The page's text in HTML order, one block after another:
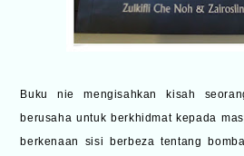
Buku nie mengisahkan kisah
berusaha untuk berkhidmat kepada
berkenaan sisi berbeza tentang